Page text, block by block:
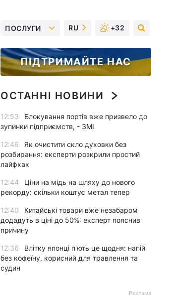
ПОСЛУГИ RU +32
ПІДТРИМАЙТЕ НАС
ОСТАННІ НОВИНИ
12:53
Блокування портів вже призвело до
зупинки підприємств, - ЗМІ
12:46
Як очистити скло духовки без
розбирання: експерти розкрили простий
лайфхак
12:44
Ціни на мідь на шляху до нового
рекорду: скільки коштує метал тепер
12:40
Китайські товари вже незабаром
додадуть в ціні до 50%: експерт пояснив
причину
12:36
Влітку японці п'ють це щодня: напій
без кофеїну, корисний для травлення та
судин
Реклама